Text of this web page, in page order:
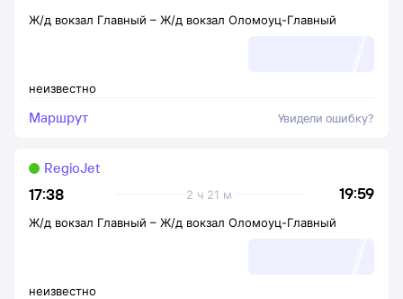
неизвестно
Ж/д вокзал Главный – Ж/д вокзал Оломоуц-Главный
Маршрут Увидели ошибку?
17:38 19:59
2 ч 21 м
RegioJet
неизвестно
Ж/д вокзал Главный – Ж/д вокзал Оломоуц-Главный